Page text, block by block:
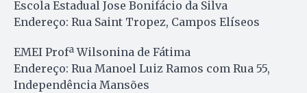
Escola Estadual Jose Bonifácio da Silva
Endereço: Rua Saint Tropez, Campos Elíseos
EMEI Profª Wilsonina de Fátima
Endereço: Rua Manoel Luiz Ramos com Rua 55,
Independência Mansões